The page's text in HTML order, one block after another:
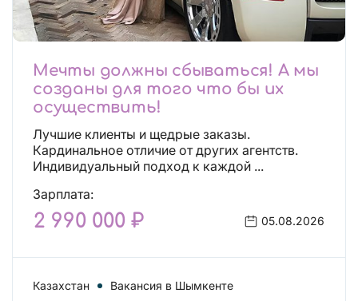
Мечты должны сбываться! А мы
созданы для того что бы их
осуществить!
Лучшие клиенты и щедрые заказы.
Кардинальное отличие от других агентств.
Индивидуальный подход к каждой ...
Зарплата:
2 990 000 ₽ 05.08.2026
Казахстан Вакансия в Шымкенте